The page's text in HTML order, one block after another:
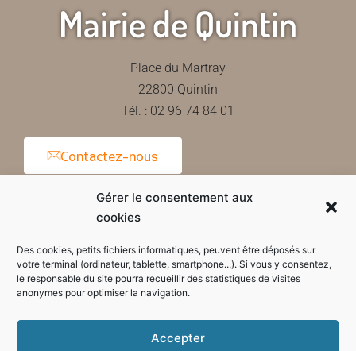
Gérer le consentement aux
cookies
Des cookies, petits fichiers informatiques, peuvent être déposés sur
votre terminal (ordinateur, tablette, smartphone...). Si vous y consentez,
le responsable du site pourra recueillir des statistiques de visites
anonymes pour optimiser la navigation.
Accepter
Mairie de Quintin
Place du Martray
22800 Quintin
Tél. : 02 96 74 84 01
Contactez-nous
Horaires d'ouverture de la mairie